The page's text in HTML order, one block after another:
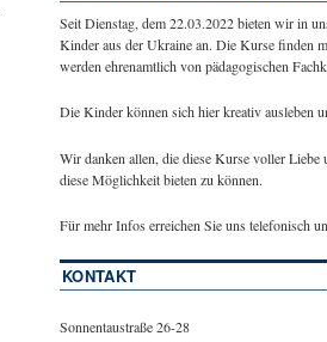
Seit Dienstag, dem 22.03.2022 bieten wir in
Kinder aus der Ukraine an. Die Kurse finden
werden ehrenamtlich von pädagogischen
Die Kinder können sich hier kreativ ausleben
Wir danken allen, die diese Kurse voller
diese Möglichkeit bieten zu können.
Für mehr Infos erreichen Sie uns telefonisch
KONTAKT
Sonnentaustraße 26-28